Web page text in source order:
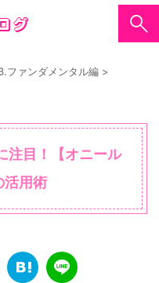
ファンダメンタル編 >
注目！【オニール
活用術